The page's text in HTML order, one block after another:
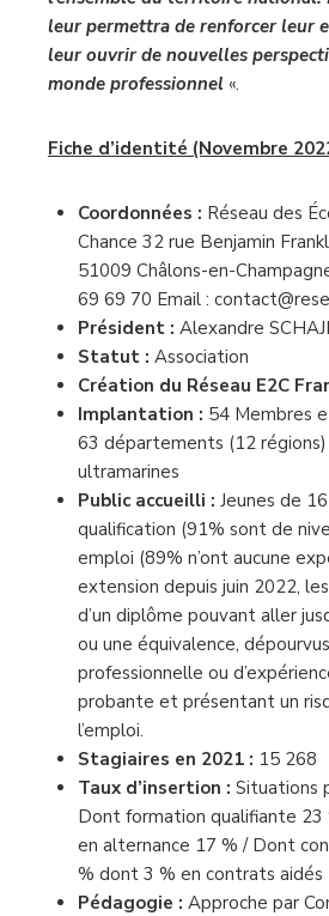
leur permettra de renforcer leur
leur ouvrir de nouvelles
monde professionnel «.
Fiche d’identité (Novembre
Coordonnées : Réseau des
Chance 32 rue Benjamin
51009 Châlons-en-
69 69 70 Email :
Président : Alexandre
Statut : Association
Création du Réseau E2C
Implantation : 54 Membres
63 départements (12 régions)
ultramarines
Public accueilli : Jeunes de
qualification (91% sont de
emploi (89% n’ont aucune
extension depuis juin 2022,
d’un diplôme pouvant aller
ou une équivalence,
professionnelle ou
probante et présentant un
l’emploi.
Stagiaires en 2021 : 15 268
Taux d’insertion : Situations
Dont formation qualifiante
en alternance 17 % / Dont
% dont 3 % en contrats aidés
Pédagogie : Approche par